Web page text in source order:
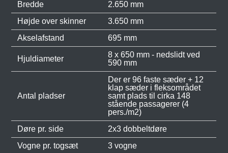
Bredde
2.650 mm
Højde over skinner
3.650 mm
Akselafstand
695 mm
Hjuldiameter
8 x 650 mm - nedslidt ved
590 mm
Antal pladser
Der er 96 faste sæder + 12
klap sæder i fleksområdet
samt plads til cirka 148
stående passagerer (4
pers./m2)
Døre pr. side
2x3 dobbeltdøre
Vogne pr. togsæt
3 vogne